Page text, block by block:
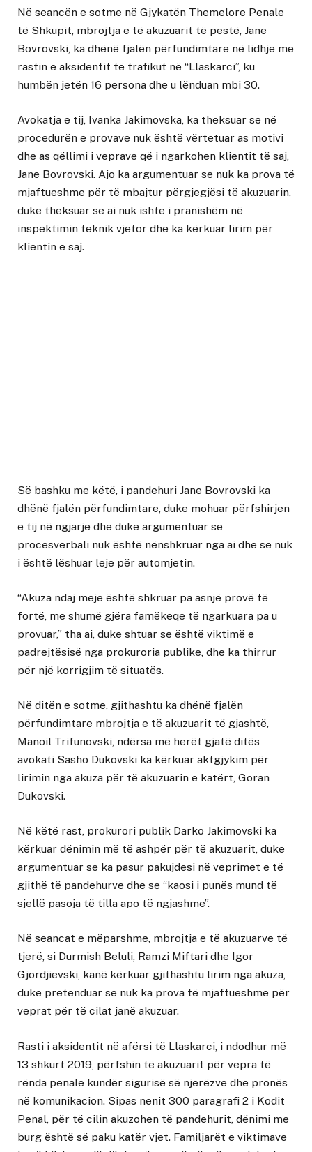
Në seancën e sotme në Gjykatën Themelore Penale
të Shkupit, mbrojtja e të akuzuarit të pestë, Jane
Bovrovski, ka dhënë fjalën përfundimtare në lidhje me
rastin e aksidentit të trafikut në “Llaskarci”, ku
humbën jetën 16 persona dhe u lënduan mbi 30.
Avokatja e tij, Ivanka Jakimovska, ka theksuar se në
procedurën e provave nuk është vërtetuar as motivi
dhe as qëllimi i veprave që i ngarkohen klientit të saj,
Jane Bovrovski. Ajo ka argumentuar se nuk ka prova të
mjaftueshme për të mbajtur përgjegjësi të akuzuarin,
duke theksuar se ai nuk ishte i pranishëm në
inspektimin teknik vjetor dhe ka kërkuar lirim për
klientin e saj.
Së bashku me këtë, i pandehuri Jane Bovrovski ka
dhënë fjalën përfundimtare, duke mohuar përfshirjen
e tij në ngjarje dhe duke argumentuar se
procesverbali nuk është nënshkruar nga ai dhe se nuk
i është lëshuar leje për automjetin.
“Akuza ndaj meje është shkruar pa asnjë provë të
fortë, me shumë gjëra famëkeqe të ngarkuara pa u
provuar,” tha ai, duke shtuar se është viktimë e
padrejtësisë nga prokuroria publike, dhe ka thirrur
për një korrigjim të situatës.
Në ditën e sotme, gjithashtu ka dhënë fjalën
përfundimtare mbrojtja e të akuzuarit të gjashtë,
Manoil Trifunovski, ndërsa më herët gjatë ditës
avokati Sasho Dukovski ka kërkuar aktgjykim për
lirimin nga akuza për të akuzuarin e katërt, Goran
Dukovski.
Në këtë rast, prokurori publik Darko Jakimovski ka
kërkuar dënimin më të ashpër për të akuzuarit, duke
argumentuar se ka pasur pakujdesi në veprimet e të
gjithë të pandehurve dhe se “kaosi i punës mund të
sjellë pasoja të tilla apo të ngjashme”.
Në seancat e mëparshme, mbrojtja e të akuzuarve të
tjerë, si Durmish Beluli, Ramzi Miftari dhe Igor
Gjordjievski, kanë kërkuar gjithashtu lirim nga akuza,
duke pretenduar se nuk ka prova të mjaftueshme për
veprat për të cilat janë akuzuar.
Rasti i aksidentit në afërsi të Llaskarci, i ndodhur më
13 shkurt 2019, përfshin të akuzuarit për vepra të
rënda penale kundër sigurisë së njerëzve dhe pronës
në komunikacion. Sipas nenit 300 paragrafi 2 i Kodit
Penal, për të cilin akuzohen të pandehurit, dënimi me
burg është së paku katër vjet. Familjarët e viktimave